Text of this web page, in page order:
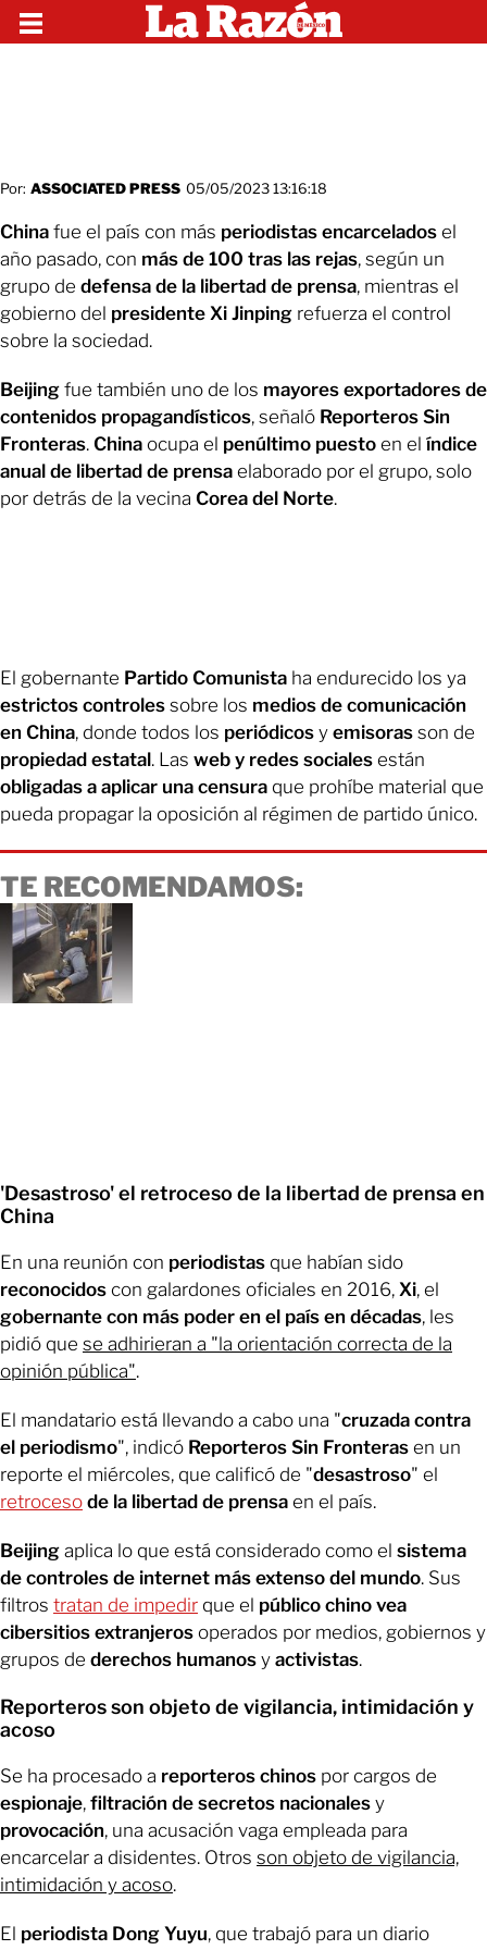
Por: ASSOCIATED PRESS 05/05/2023 13:16:18
China fue el país con más periodistas encarcelados el
año pasado, con más de 100 tras las rejas, según un
grupo de defensa de la libertad de prensa, mientras el
gobierno del presidente Xi Jinping refuerza el control
sobre la sociedad.
Beijing fue también uno de los mayores exportadores de
contenidos propagandísticos, señaló Reporteros Sin
Fronteras. China ocupa el penúltimo puesto en el índice
anual de libertad de prensa elaborado por el grupo, solo
por detrás de la vecina Corea del Norte.
El gobernante Partido Comunista ha endurecido los ya
estrictos controles sobre los medios de comunicación
en China, donde todos los periódicos y emisoras son de
propiedad estatal. Las web y redes sociales están
obligadas a aplicar una censura que prohíbe material que
pueda propagar la oposición al régimen de partido único.
TE RECOMENDAMOS:
'Desastroso' el retroceso de la libertad de prensa en
China
En una reunión con periodistas que habían sido
reconocidos con galardones oficiales en 2016, Xi, el
gobernante con más poder en el país en décadas, les
pidió que se adhirieran a "la orientación correcta de la
opinión pública".
El mandatario está llevando a cabo una "cruzada contra
el periodismo", indicó Reporteros Sin Fronteras en un
reporte el miércoles, que calificó de "desastroso" el
retroceso de la libertad de prensa en el país.
Beijing aplica lo que está considerado como el sistema
de controles de internet más extenso del mundo. Sus
filtros tratan de impedir que el público chino vea
cibersitios extranjeros operados por medios, gobiernos y
grupos de derechos humanos y activistas.
Reporteros son objeto de vigilancia, intimidación y
acoso
Se ha procesado a reporteros chinos por cargos de
espionaje, filtración de secretos nacionales y
provocación, una acusación vaga empleada para
encarcelar a disidentes. Otros son objeto de vigilancia,
intimidación y acoso.
El periodista Dong Yuyu, que trabajó para un diario